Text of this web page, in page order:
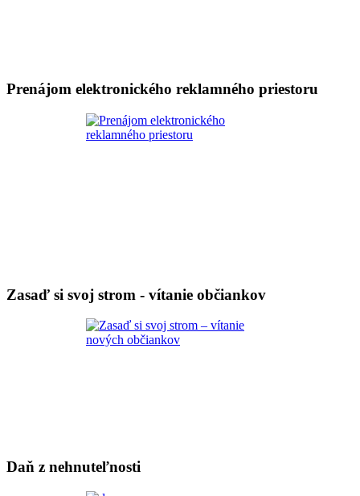
Prenájom elektronického reklamného priestoru
Zasaď si svoj strom - vítanie občiankov
Daň z nehnuteľnosti